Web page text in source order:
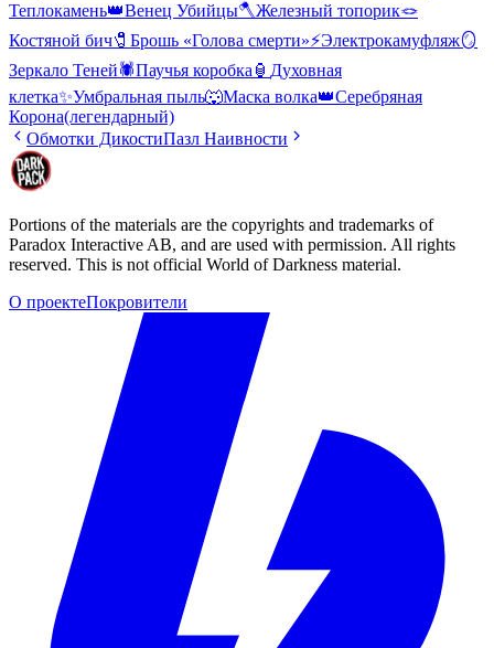
Теплокамень👑Венец Убийцы🪓Железный топорик🪢
Костяной бич🧷 Брошь «Голова смерти»⚡Электрокамуфляж🪞
Зеркало Теней🕷️Паучья коробка 🏮 Духовная
клетка✨Умбральная пыль🐺Маска волка👑Серебряная
Корона(легендарный)
Обмотки ДикостиПазл Наивности
Portions of the materials are the copyrights and trademarks of
Paradox Interactive AB, and are used with permission. All rights
reserved. This is not official World of Darkness material.
О проектеПокровители